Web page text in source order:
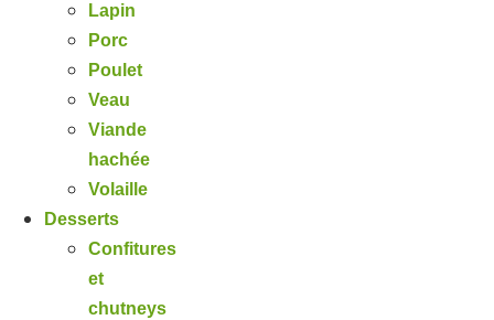
Lapin
Porc
Poulet
Veau
Viande
hachée
Volaille
Desserts
Confitures
et
chutneys